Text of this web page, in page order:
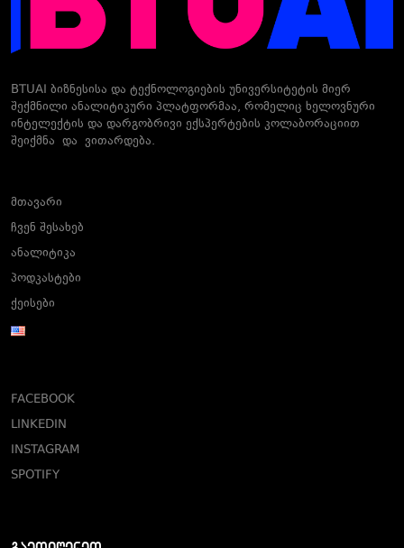
BTUAI ბიზნესისა და ტექნოლოგიების უნივერსიტეტის მიერ
შექმნილი ანალიტიკური პლატფორმაა, რომელიც ხელოვნური
ინტელექტის და დარგობრივი ექსპერტების კოლაბორაციით
შეიქმნა და ვითარდება.
მთავარი
ჩვენ შესახებ
ანალიტიკა
პოდკასტები
ქეისები
FACEBOOK
LINKEDIN
INSTAGRAM
SPOTIFY